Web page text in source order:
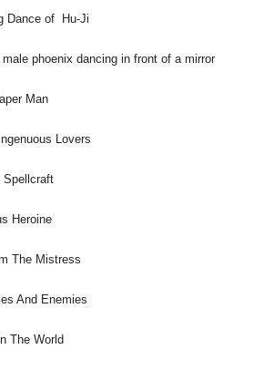
Dance of Hu-Ji
phoenix dancing in front of a mirror
Man
Lovers
Heroine
The Mistress
And Enemies
The World